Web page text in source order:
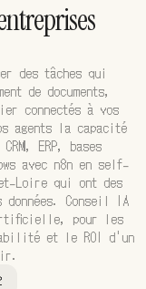
des tâches qui
de documents,
connectés à vos
agents la capacité
ERP, bases
avec n8n en self-
Loire qui ont des
Conseil IA
pour les
et le ROI d'un